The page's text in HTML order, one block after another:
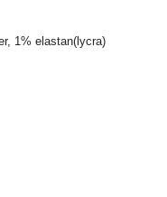
1% elastan(lycra)